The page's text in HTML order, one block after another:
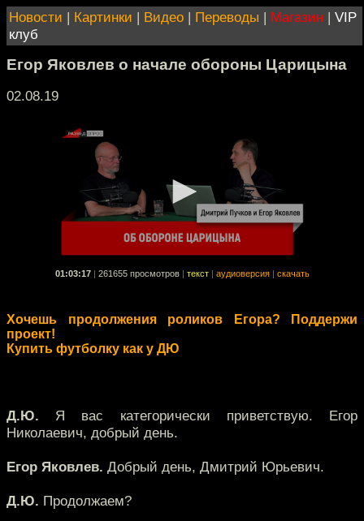
Новости | Картинки | Видео | Переводы | Магазин | VIP
клуб
Егор Яковлев о начале обороны Царицына
02.08.19
01:03:17 261655 просмотров текст аудиоверсия скачать
Хочешь продолжения роликов Егора? Поддержи
проект!
Купить футболку как у ДЮ
Д.Ю. Я вас категорически приветствую. Егор
Николаевич, добрый день.
Егор Яковлев. Добрый день, Дмитрий Юрьевич.
Д.Ю. Продолжаем?